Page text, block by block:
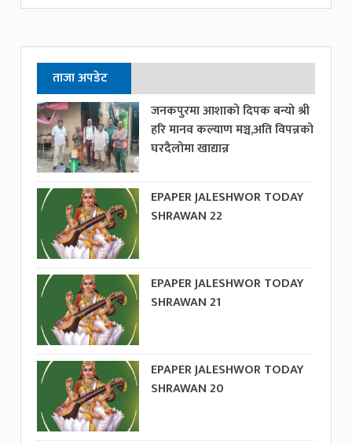
ताजा अपडेट
जनकपुरमा आशाको दिपक बन्यो श्री
हरि मानव कल्याण मञ्च,अति विपन्नको
घरदैलोमा खाद्यान्न
EPAPER JALESHWOR TODAY
SHRAWAN 22
EPAPER JALESHWOR TODAY
SHRAWAN 21
EPAPER JALESHWOR TODAY
SHRAWAN 20